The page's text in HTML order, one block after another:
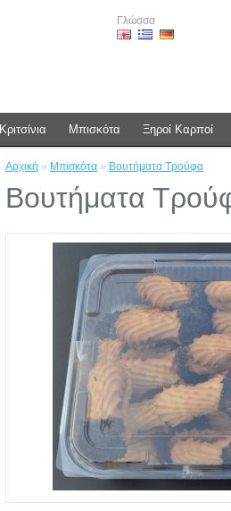
Γλώσσα
Κριτσίνια Μπισκότα Ξηροί Καρποί
Αρχική » Μπισκότα » Βουτήματα Τρούφα
Βουτήματα